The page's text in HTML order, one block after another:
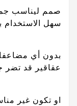
سهل الاستخدام
بدون أي
عقاقير قد
او تكون غير